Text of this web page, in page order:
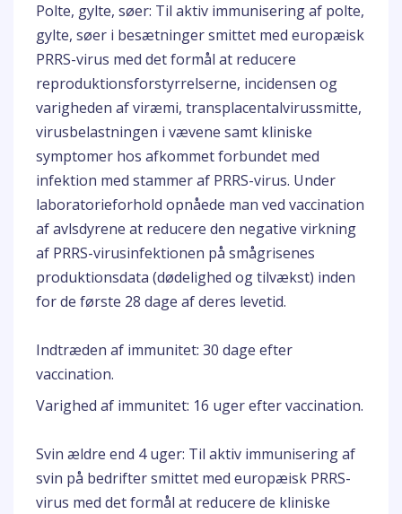
Polte, gylte, søer: Til aktiv immunisering af polte,
gylte, søer i besætninger smittet med europæisk
PRRS-virus med det formål at reducere
reproduktionsforstyrrelserne, incidensen og
varigheden af viræmi, transplacentalvirussmitte,
virusbelastningen i vævene samt kliniske
symptomer hos afkommet forbundet med
infektion med stammer af PRRS-virus. Under
laboratorieforhold opnåede man ved vaccination
af avlsdyrene at reducere den negative virkning
af PRRS-virusinfektionen på smågrisenes
produktionsdata (dødelighed og tilvækst) inden
for de første 28 dage af deres levetid.
Indtræden af immunitet: 30 dage efter
vaccination.
Varighed af immunitet: 16 uger efter vaccination.
Svin ældre end 4 uger: Til aktiv immunisering af
svin på bedrifter smittet med europæisk PRRS-
virus med det formål at reducere de kliniske